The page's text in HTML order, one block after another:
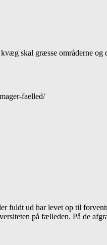
skal græsse områderne og
faelled/
fuldt ud har levet op til
på fælleden. På de